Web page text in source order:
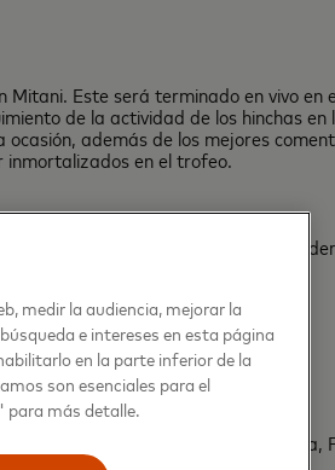
Este será terminado en vivo en
de la actividad de los hinchas en
además de los mejores
en el trofeo.
a casa un relato del partido
Bretaña, República de Irlanda, Italia,
medir la audiencia, mejorar la
e intereses en esta página
en la parte inferior de la
son esenciales para el
para más detalle.